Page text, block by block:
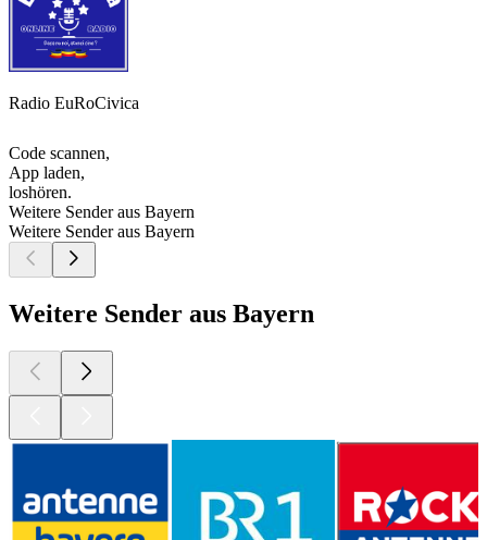
Radio EuRoCivica
Code scannen,
App laden,
loshören.
Weitere Sender aus Bayern
Weitere Sender aus Bayern
Weitere Sender aus Bayern